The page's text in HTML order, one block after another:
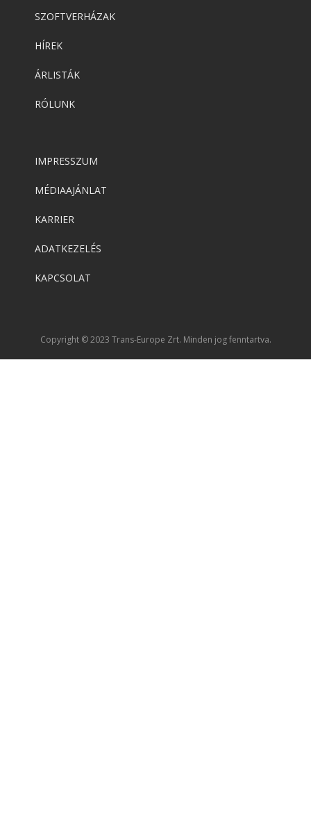
SZOFTVERHÁZAK
HÍREK
ÁRLISTÁK
RÓLUNK
IMPRESSZUM
MÉDIAAJÁNLAT
KARRIER
ADATKEZELÉS
KAPCSOLAT
Copyright © 2023 Trans-Europe Zrt. Minden jog fenntartva.